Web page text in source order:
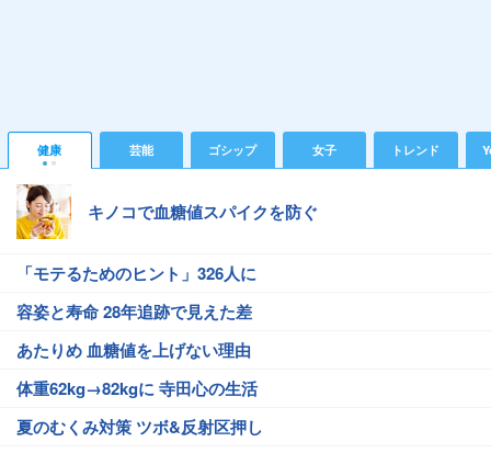
健康 芸能 ゴシップ 女子 トレンド
キノコで血糖値スパイクを防ぐ
「モテるためのヒント」326人に
容姿と寿命 28年追跡で見えた差
あたりめ 血糖値を上げない理由
体重62kg→82kgに 寺田心の生活
夏のむくみ対策 ツボ&反射区押し